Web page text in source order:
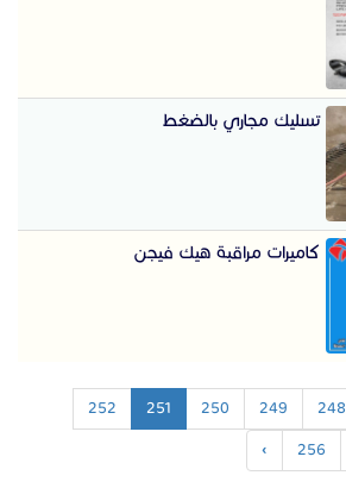
تسليك مجاري بالضغط
كاميرات مراقبة هيك فيجن
248
249
250
251
252
256
›